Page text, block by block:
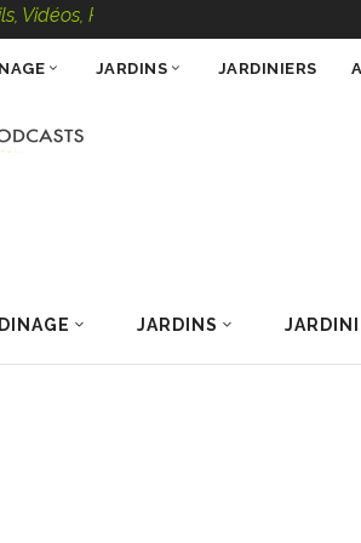
Podcasts – 100 % Nature
JARDINS
JARDINS JARDINIERS